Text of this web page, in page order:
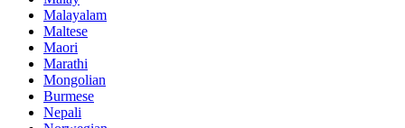
Malayalam
Maltese
Maori
Marathi
Mongolian
Burmese
Nepali